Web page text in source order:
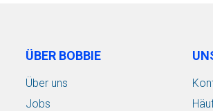
ÜBER BOBBIE
Über uns
Jobs